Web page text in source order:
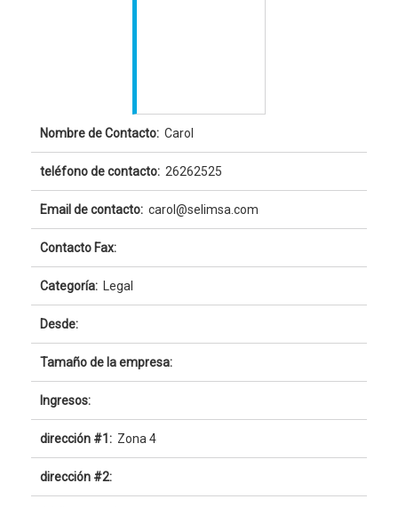
Nombre de Contacto: Carol
teléfono de contacto: 26262525
Email de contacto: carol@selimsa.com
Contacto Fax:
Categoría: Legal
Desde:
Tamaño de la empresa:
Ingresos:
dirección #1: Zona 4
dirección #2: